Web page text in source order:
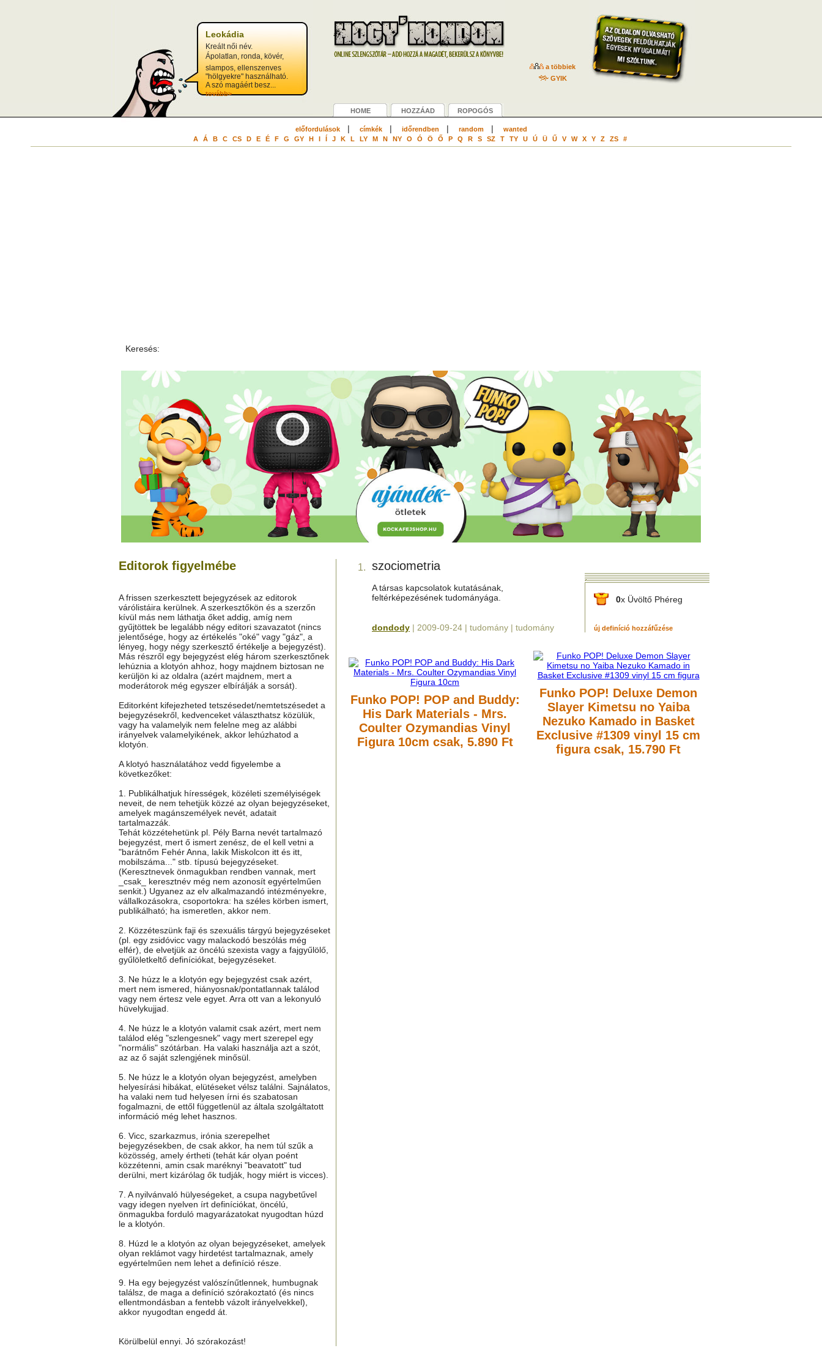
Leokádia
Kreált női név.
Ápolatlan, ronda, kövér,
slampos, ellenszenves
"hölgyekre" használható.
A szó magáért besz...
tovább>
a többiek
GYIK
HOME HOZZÁAD ROPOGÓS
előfordulások| címkék| időrendben | random|
wanted
A
Á B C CS D E É F G GY H I Í J K L LY M N NY O Ó Ö Ő P Q R S SZ T TY U Ú Ü Ű V W X Y Z ZS #
Keresés:
Editorok figyelmébe
A frissen szerkesztett bejegyzések az editorok
várólistáira kerülnek. A szerkesztőkön és a szerzőn
kívül más nem láthatja őket addig, amíg nem
gyűjtöttek be legalább négy editori szavazatot (nincs
jelentősége, hogy az értékelés "oké" vagy "gáz", a
lényeg, hogy négy szerkesztő értékelje a bejegyzést).
Más részről egy bejegyzést elég három szerkesztőnek
lehúznia a klotyón ahhoz, hogy majdnem biztosan ne
kerüljön ki az oldalra (azért majdnem, mert a
moderátorok még egyszer elbírálják a sorsát).
Editorként kifejezheted tetszésedet/nemtetszésedet a
bejegyzésekről, kedvenceket választhatsz közülük,
vagy ha valamelyik nem felelne meg az alábbi
irányelvek valamelyikének, akkor lehúzhatod a
klotyón.
A klotyó használatához vedd figyelembe a
következőket:
1. Publikálhatjuk hírességek, közéleti személyiségek
neveit, de nem tehetjük közzé az olyan bejegyzéseket,
amelyek magánszemélyek nevét, adatait
tartalmazzák.
Tehát közzétehetünk pl. Pély Barna nevét tartalmazó
bejegyzést, mert ő ismert zenész, de el kell vetni a
"barátnőm Fehér Anna, lakik Miskolcon itt és itt,
mobilszáma..." stb. típusú bejegyzéseket.
(Keresztnevek önmagukban rendben vannak, mert
_csak_ keresztnév még nem azonosít egyértelműen
senkit.) Ugyanez az elv alkalmazandó intézményekre,
vállalkozásokra, csoportokra: ha széles körben ismert,
publikálható; ha ismeretlen, akkor nem.
2. Közzéteszünk faji és szexuális tárgyú bejegyzéseket
(pl. egy zsidóvicc vagy malackodó beszólás még
elfér), de elvetjük az öncélú szexista vagy a fajgyűlölő,
gyűlöletkeltő definíciókat, bejegyzéseket.
3. Ne húzz le a klotyón egy bejegyzést csak azért,
mert nem ismered, hiányosnak/pontatlannak találod
vagy nem értesz vele egyet. Arra ott van a lekonyuló
hüvelykujjad.
4. Ne húzz le a klotyón valamit csak azért, mert nem
találod elég "szlengesnek" vagy mert szerepel egy
"normális" szótárban. Ha valaki használja azt a szót,
az az ő saját szlengjének minősül.
5. Ne húzz le a klotyón olyan bejegyzést, amelyben
helyesírási hibákat, elütéseket vélsz találni. Sajnálatos,
ha valaki nem tud helyesen írni és szabatosan
fogalmazni, de ettől függetlenül az általa szolgáltatott
információ még lehet hasznos.
6. Vicc, szarkazmus, irónia szerepelhet
bejegyzésekben, de csak akkor, ha nem túl szűk a
közösség, amely értheti (tehát kár olyan poént
közzétenni, amin csak maréknyi "beavatott" tud
derülni, mert kizárólag ők tudják, hogy miért is vicces).
7. A nyilvánvaló hülyeségeket, a csupa nagybetűvel
vagy idegen nyelven írt definíciókat, öncélú,
önmagukba forduló magyarázatokat nyugodtan húzd
le a klotyón.
8. Húzd le a klotyón az olyan bejegyzéseket, amelyek
olyan reklámot vagy hirdetést tartalmaznak, amely
egyértelműen nem lehet a definíció része.
9. Ha egy bejegyzést valószínűtlennek, humbugnak
találsz, de maga a definíció szórakoztató (és nincs
ellentmondásban a fentebb vázolt irányelvekkel),
akkor nyugodtan engedd át.
Körülbelül ennyi. Jó szórakozást!
1. szociometria
A társas kapcsolatok kutatásának,
feltérképezésének tudományága.
0x Üvöltő Phéreg
dondody | 2009-09-24 | tudomány | tudomány új definíció hozzáfűzése
Funko POP! POP and Buddy:
His Dark Materials - Mrs.
Coulter Ozymandias Vinyl
Figura 10cm csak, 5.890 Ft
Funko POP! Deluxe Demon
Slayer Kimetsu no Yaiba
Nezuko Kamado in Basket
Exclusive #1309 vinyl 15 cm
figuracsak, 15.790 Ft